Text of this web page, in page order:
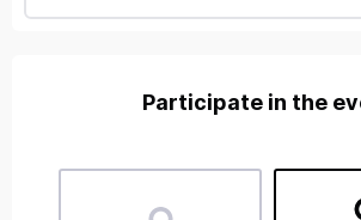
Participate in the